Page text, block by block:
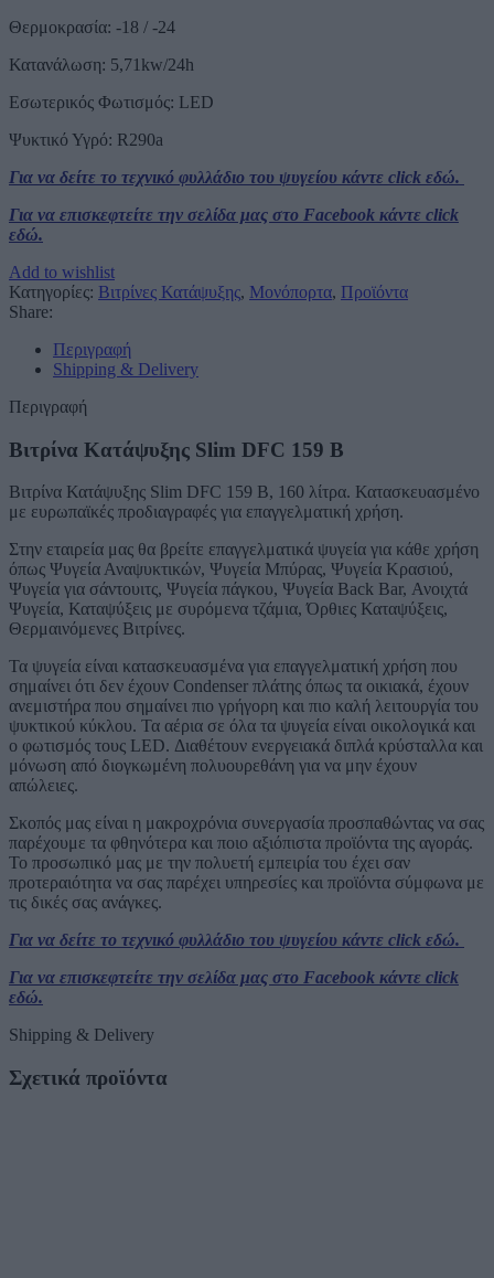
Θερμοκρασία: -18 / -24
Κατανάλωση: 5,71kw/24h
Εσωτερικός Φωτισμός: LED
Ψυκτικό Υγρό: R290a
Για να δείτε το τεχνικό φυλλάδιο του ψυγείου κάντε click εδώ.
Για να επισκεφτείτε την σελίδα μας στο Facebook κάντε click
εδώ.
Add to wishlist
Κατηγορίες: Βιτρίνες Κατάψυξης, Μονόπορτα, Προϊόντα
Share:
Περιγραφή
Shipping & Delivery
Περιγραφή
Βιτρίνα Κατάψυξης Slim DFC 159 B
Βιτρίνα Κατάψυξης Slim DFC 159 B, 160 λίτρα. Κατασκευασμένο
με ευρωπαϊκές προδιαγραφές για επαγγελματική χρήση.
Στην εταιρεία μας θα βρείτε επαγγελματικά ψυγεία για κάθε χρήση
όπως Ψυγεία Αναψυκτικών, Ψυγεία Μπύρας, Ψυγεία Κρασιού,
Ψυγεία για σάντουιτς, Ψυγεία πάγκου, Ψυγεία Back Bar, Ανοιχτά
Ψυγεία, Καταψύξεις με συρόμενα τζάμια, Όρθιες Καταψύξεις,
Θερμαινόμενες Βιτρίνες.
Τα ψυγεία είναι κατασκευασμένα για επαγγελματική χρήση που
σημαίνει ότι δεν έχουν Condenser πλάτης όπως τα οικιακά, έχουν
ανεμιστήρα που σημαίνει πιο γρήγορη και πιο καλή λειτουργία του
ψυκτικού κύκλου. Τα αέρια σε όλα τα ψυγεία είναι οικολογικά και
ο φωτισμός τους LED. Διαθέτουν ενεργειακά διπλά κρύσταλλα και
μόνωση από διογκωμένη πολυουρεθάνη για να μην έχουν
απώλειες.
Σκοπός μας είναι η μακροχρόνια συνεργασία προσπαθώντας να σας
παρέχουμε τα φθηνότερα και ποιο αξιόπιστα προϊόντα της αγοράς.
Το προσωπικό μας με την πολυετή εμπειρία του έχει σαν
προτεραιότητα να σας παρέχει υπηρεσίες και προϊόντα σύμφωνα με
τις δικές σας ανάγκες.
Για να δείτε το τεχνικό φυλλάδιο του ψυγείου κάντε click εδώ.
Για να επισκεφτείτε την σελίδα μας στο Facebook κάντε click
εδώ.
Shipping & Delivery
Σχετικά προϊόντα